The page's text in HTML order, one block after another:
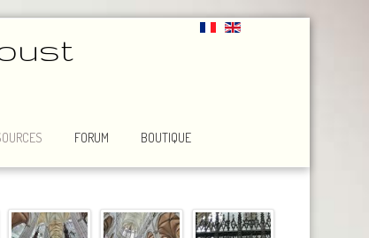
FORUM BOUTIQUE